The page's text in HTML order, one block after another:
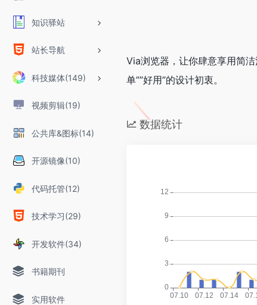
知识驿站
站长导航
科技媒体(149)
视频剪辑(19)
公共库&图标(14)
开源镜像(10)
代码托管(12)
技术学习(29)
开发软件(34)
书籍期刊
实用软件
Via浏览器，让你肆意享用简
单””好用”的设计初衷。
数据统计